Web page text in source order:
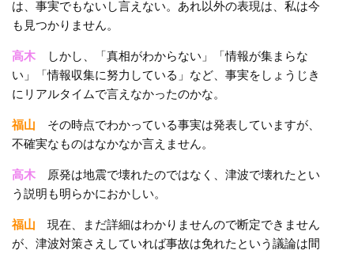
は、事実でもないし言えない。あれ以外の表現は、私は今
も見つかりません。
高木 しかし、「真相がわからない」「情報が集まらな
い」「情報収集に努力している」など、事実をしょうじき
にリアルタイムで言えなかったのかな。
福山 その時点でわかっている事実は発表していますが、
不確実なものはなかなか言えません。
高木 原発は地震で壊れたのではなく、津波で壊れたとい
う説明も明らかにおかしい。
福山 現在、まだ詳細はわかりませんので断定できません
が、津波対策さえしていれば事故は免れたという議論は間